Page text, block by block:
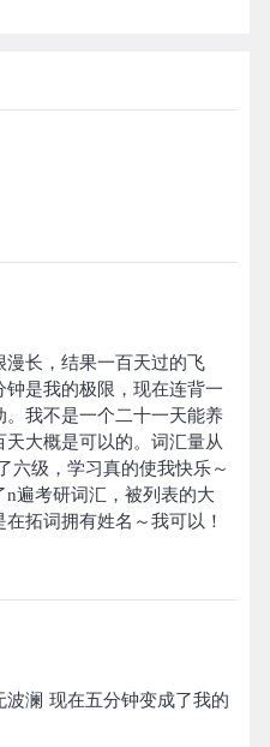
漫长，结果一百天过的飞
是我的极限，现在连背一
。我不是一个二十一天能养
天大概是可以的。词汇量从
六级，学习真的使我快乐～
遍考研词汇，被列表的大
拓词拥有姓名～我可以！
波澜 现在五分钟变成了我的